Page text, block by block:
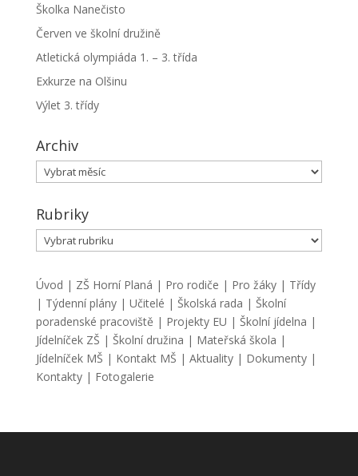
Školka Nanečisto
Červen ve školní družině
Atletická olympiáda 1. – 3. třída
Exkurze na Olšinu
Výlet 3. třídy
Archiv
Archiv
Rubriky
Rubriky
Úvod | ZŠ Horní Planá | Pro rodiče | Pro žáky| Třídy
| Týdenní plány| Učitelé | Školská rada | Školní
poradenské pracoviště | Projekty EU | Školní jídelna |
Jídelníček ZŠ | Školní družina | Mateřská škola |
Jídelníček MŠ | Kontakt MŠ | Aktuality| Dokumenty|
Kontakty| Fotogalerie